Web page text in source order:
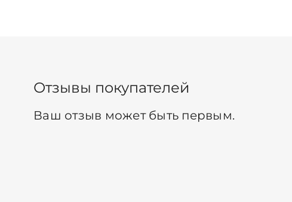
Отзывы покупателей
Ваш отзыв может быть первым.